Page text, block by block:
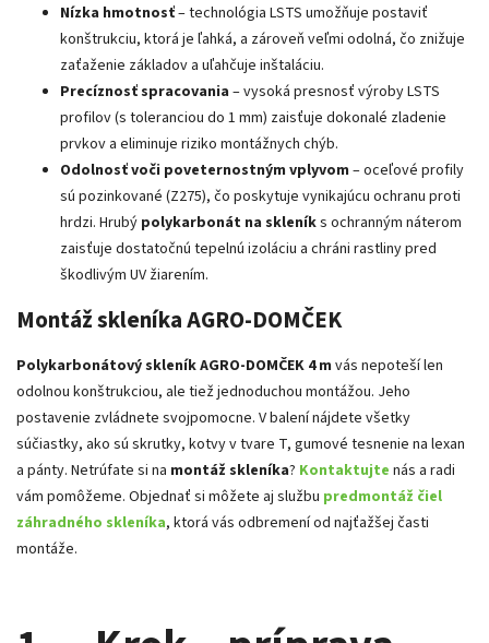
Nízka hmotnosť– technológia LSTS umožňuje postaviť
konštrukciu, ktorá je ľahká, a zároveň veľmi odolná, čo znižuje
zaťaženie základov a uľahčuje inštaláciu.
Precíznosť spracovania – vysoká presnosť výroby LSTS
profilov (s toleranciou do 1 mm) zaisťuje dokonalé zladenie
prvkov a eliminuje riziko montážnych chýb.
Odolnosť voči poveternostným vplyvom – oceľové profily
sú pozinkované (Z275), čo poskytuje vynikajúcu ochranu proti
hrdzi. Hrubý polykarbonát na skleníks ochranným náterom
zaisťuje dostatočnú tepelnú izoláciu a chráni rastliny pred
škodlivým UV žiarením.
Montáž skleníka AGRO-DOMČEK
Polykarbonátový skleník AGRO-DOMČEK 4 m vás nepoteší len
odolnou konštrukciou, ale tiež jednoduchou montážou. Jeho
postavenie zvládnete svojpomocne. V balení nájdete všetky
súčiastky, ako sú skrutky, kotvy v tvare T, gumové tesnenie na lexan
a pánty. Netrúfate si na montáž skleníka? Kontaktujte nás a radi
vám pomôžeme. Objednať si môžete aj službu predmontáž čiel
záhradného skleníka, ktorá vás odbremení od najťažšej časti
montáže.